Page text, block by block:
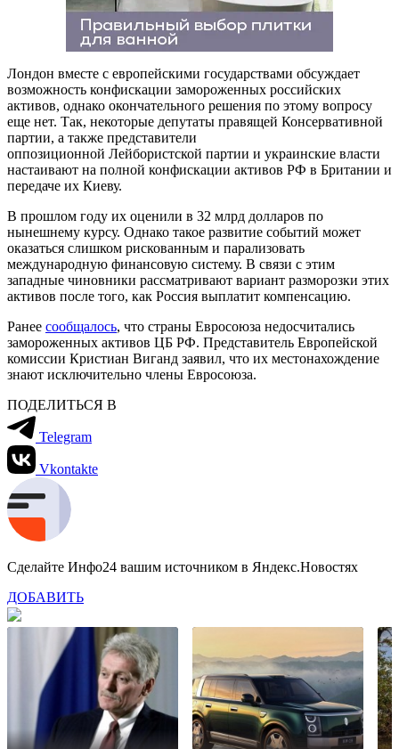
Лондон вместе с европейскими государствами обсуждает
возможность конфискации замороженных российских
активов, однако окончательного решения по этому вопросу
еще нет. Так, некоторые депутаты правящей Консервативной
партии, а также представители
оппозиционной Лейбористской партии и украинские власти
настаивают на полной конфискации активов РФ в Британии и
передаче их Киеву.
В прошлом году их оценили в 32 млрд долларов по
нынешнему курсу. Однако такое развитие событий может
оказаться слишком рискованным и парализовать
международную финансовую систему. В связи с этим
западные чиновники рассматривают вариант разморозки этих
активов после того, как Россия выплатит компенсацию.
Ранее сообщалось, что страны Евросоюза недосчитались
замороженных активов ЦБ РФ. Представитель Европейской
комиссии Кристиан Виганд заявил, что их местонахождение
знают исключительно члены Евросоюза.
ПОДЕЛИТЬСЯ В
Telegram
Vkontakte
Сделайте Инфо24 вашим источником в Яндекс.Новостях
ДОБАВИТЬ